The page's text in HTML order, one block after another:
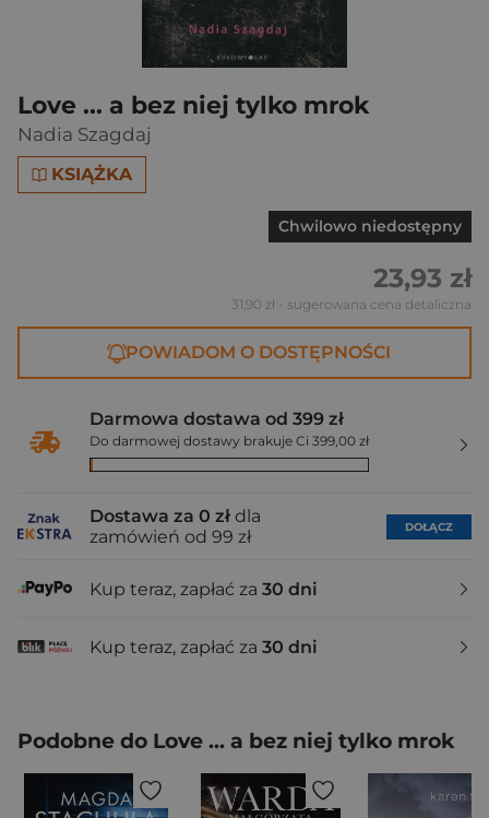
Love ... a bez niej tylko mrok
Nadia Szagdaj
KSIĄŻKA
Chwilowo niedostępny
23,93 zł
31,90 zł - sugerowana cena detaliczna
POWIADOM O DOSTĘPNOŚCI
Darmowa dostawa od 399 zł
Do darmowej dostawy brakuje Ci 399,00 zł
Dostawa za 0 zł dla
zamówień od 99 zł
DOŁĄCZ
Kup teraz, zapłać za 30 dni
Kup teraz, zapłać za 30 dni
Podobne do Love ... a bez niej tylko mrok